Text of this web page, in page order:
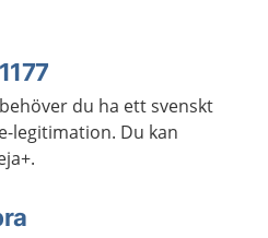
du ha ett svenskt
legitimation. Du kan